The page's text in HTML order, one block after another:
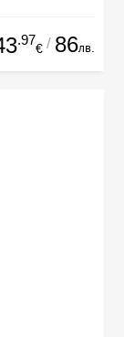
.97
€ / 86лв.